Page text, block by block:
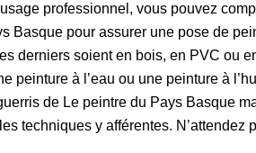
professionnel, vous pouvez
Basque pour assurer une pose de
derniers soient en bois, en PVC ou
peinture à l’eau ou une peinture à
de Le peintre du Pays Basque
techniques y afférentes. N’attendez